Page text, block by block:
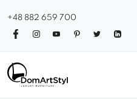
+48 882 659 700